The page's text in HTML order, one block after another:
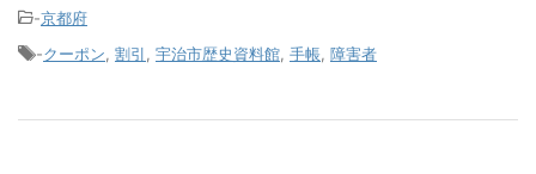
-京都府
-クーポン 割引 宇治市歴史資料館 手帳 障害者